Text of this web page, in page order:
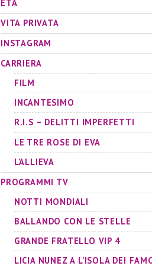
ETÀ
VITA PRIVATA
INSTAGRAM
CARRIERA
FILM
INCANTESIMO
R.I.S – DELITTI IMPERFETTI
LE TRE ROSE DI EVA
L’ALLIEVA
PROGRAMMI TV
NOTTI MONDIALI
BALLANDO CON LE STELLE
GRANDE FRATELLO VIP 4
LICIA NUNEZ A L’ISOLA DEI